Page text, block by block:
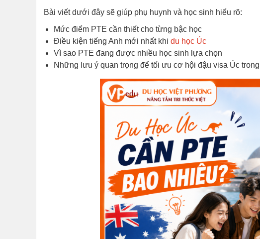
Bài viết dưới đây sẽ giúp phụ huynh và học sinh hiểu rõ:
Mức điểm PTE cần thiết cho từng bậc học
Điều kiện tiếng Anh mới nhất khi du học Úc
Vì sao PTE đang được nhiều học sinh lựa chọn
Những lưu ý quan trọng để tối ưu cơ hội đậu visa Úc